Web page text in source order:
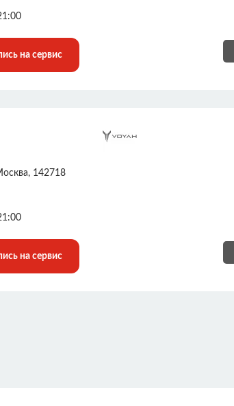
на сервис
142718
на сервис